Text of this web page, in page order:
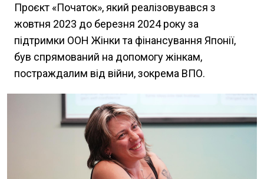
Проєкт «Початок», який реалізовувався з
жовтня 2023 до березня 2024 року за
підтримки ООН Жінки та фінансування Японії,
був спрямований на допомогу жінкам,
постраждалим від війни, зокрема ВПО.